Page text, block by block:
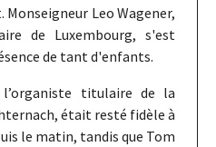
Leo Wagener,
de Luxembourg, s'est
de tant d'enfants.
l’organiste titulaire de la
était resté fidèle à
le matin, tandis que Tom